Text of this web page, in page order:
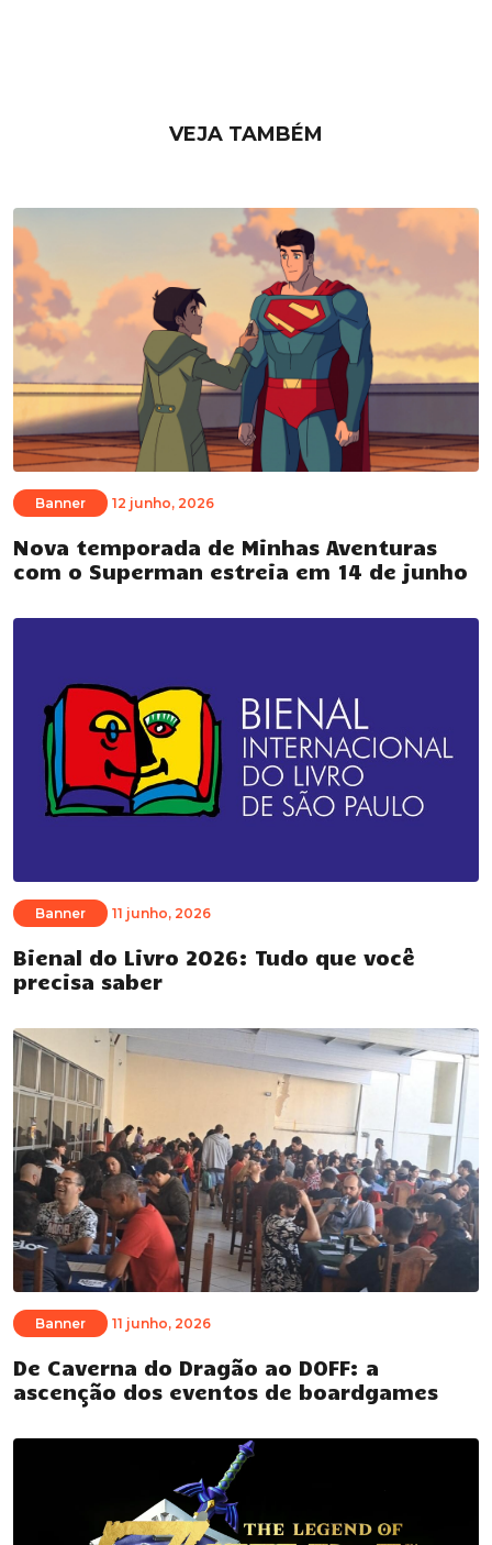
VEJA TAMBÉM
Banner 12 junho, 2026
Nova temporada de Minhas Aventuras
com o Superman estreia em 14 de junho
Banner 11 junho, 2026
Bienal do Livro 2026: Tudo que você
precisa saber
Banner 11 junho, 2026
De Caverna do Dragão ao DOFF: a
ascenção dos eventos de boardgames